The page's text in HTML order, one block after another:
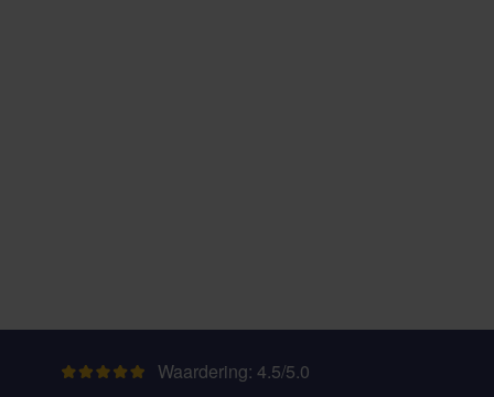
Waardering: 4.5/5.0